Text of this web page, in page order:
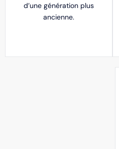
d’une génération plus
ancienne.